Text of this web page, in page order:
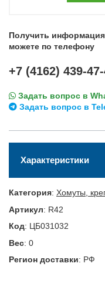
Получить
можете по телефону
+7 (4162) 439-
Задать вопрос в
Задать вопрос в
Характеристики
Категория: Хомуты,
Артикул: R42
Код: ЦБ031032
Вес: 0
Регион доставки: РФ